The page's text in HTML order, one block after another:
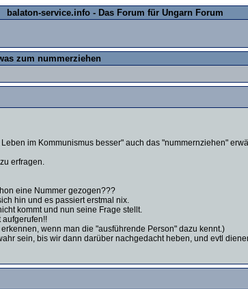
balaton-service.info - Das Forum für Ungarn Forum
zum nummerziehen
im Kommunismus besser" auch das "nummernziehen"
erfragen.
eine Nummer gezogen???
hin und es passiert erstmal nix.
kommt und nun seine Frage stellt.
aufgerufen!!
wenn man die "ausführende Person" dazu kennt.)
sein, bis wir dann darüber nachgedacht heben, und evtl